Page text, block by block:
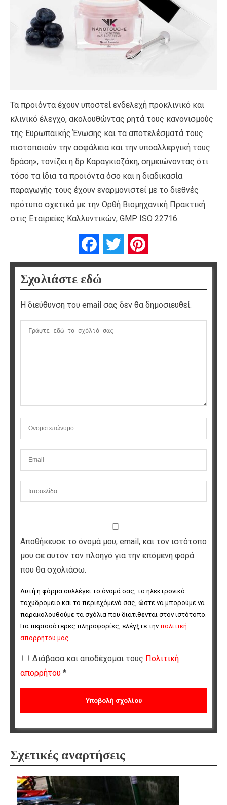
Τα προϊόντα έχουν υποστεί ενδελεχή προκλινικό και
κλινικό έλεγχο, ακολουθώντας ρητά τους κανονισμούς
της Ευρωπαϊκής Ένωσης και τα αποτελέσματά τους
πιστοποιούν την ασφάλεια και την υποαλλεργική τους
δράση», τονίζει η δρ Καραγκιοζάκη, σημειώνοντας ότι
τόσο τα ίδια τα προϊόντα όσο και η διαδικασία
παραγωγής τους έχουν εναρμονιστεί με το διεθνές
πρότυπο σχετικά με την Ορθή Βιομηχανική Πρακτική
στις Εταιρείες Καλλυντικών, GMP ISO 22716.
FacebookTwitter
Σχολιάστε εδώ
Η διεύθυνση του email σας δεν θα δημοσιευθεί.
Αποθήκευσε το όνομά μου, email, και τον ιστότοπο
μου σε αυτόν τον πλοηγό για την επόμενη φορά
που θα σχολιάσω.
Αυτή η φόρμα συλλέγει το όνομά σας, το ηλεκτρονικό
ταχυδρομείο και το περιεχόμενό σας, ώστε να μπορούμε να
παρακολουθούμε τα σχόλια που διατίθενται στον ιστότοπο.
Για περισσότερες πληροφορίες, ελέγξτε την πολιτική
απορρήτου μας.
Διάβασα και αποδέχομαι τους Πολιτική
απορρήτου *
Σχετικές αναρτήσεις